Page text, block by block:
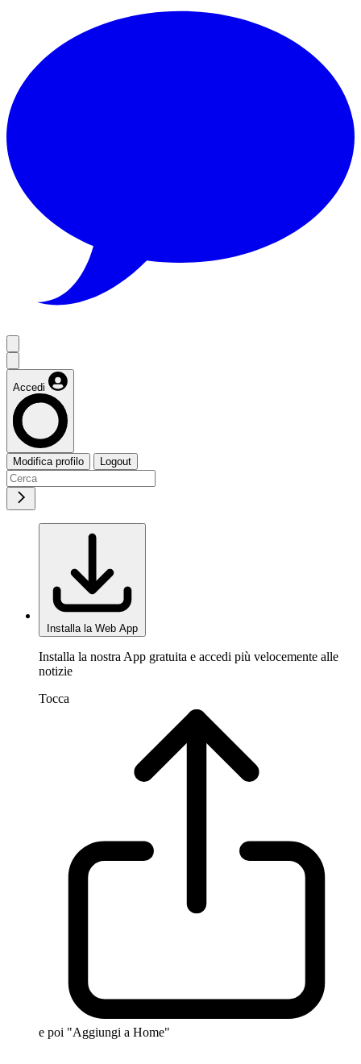
Accedi
Modifica profilo Logout
Installa la Web App
Installa la nostra App gratuita e accedi più velocemente alle
notizie
Tocca
e poi "Aggiungi a Home"